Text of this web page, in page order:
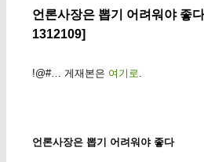
언론사장은 뽑기 어려워야 좋
1312109]
!@#… 게재본은 여기로
언론사장은 뽑기 어려워야 좋다